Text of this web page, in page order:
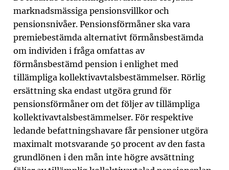
marknadsmässiga pensionsvillkor och
pensionsnivåer. Pensionsförmåner ska vara
premiebestämda alternativt förmånsbestämda
om individen i fråga omfattas av
förmånsbestämd pension i enlighet med
tillämpliga kollektivavtalsbestämmelser. Rörlig
ersättning ska endast utgöra grund för
pensionsförmåner om det följer av tillämpliga
kollektivavtalsbestämmelser. För respektive
ledande befattningshavare får pensioner utgöra
maximalt motsvarande 50 procent av den fasta
grundlönen i den mån inte högre avsättning